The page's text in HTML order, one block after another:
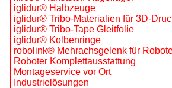
iglidur® Halbzeuge
iglidur® Tribo-Materialien für 3D-
iglidur® Tribo-Tape Gleitfolie
iglidur® Kolbenringe
robolink® Mehrachsgelenk für
Roboter Komplettausstattung
Montageservice vor Ort
Industrielösungen